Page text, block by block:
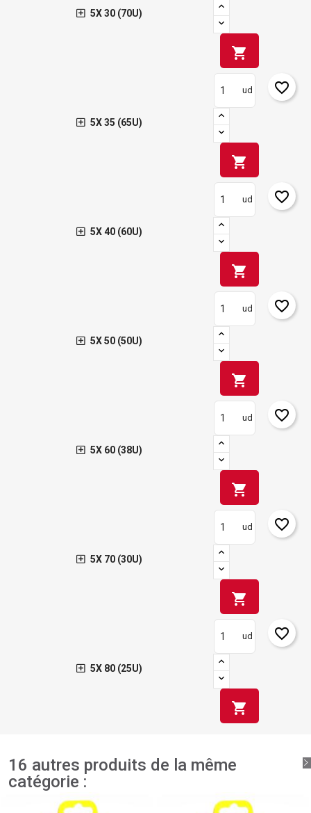
5X 30 (70U)
shopping_cart
5X 35 (65U)
ud
shopping_cart
favorite_border
5X 40 (60U)
ud
shopping_cart
favorite_border
5X 50 (50U)
ud
shopping_cart
favorite_border
5X 60 (38U)
ud
shopping_cart
favorite_border
5X 70 (30U)
ud
shopping_cart
favorite_border
5X 80 (25U)
ud
shopping_cart
favorite_border
16 autres produits de la même
catégorie :